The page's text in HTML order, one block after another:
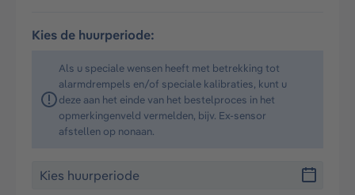
Kies de huurperiode:
Als u speciale wensen heeft met betrekking tot
alarmdrempels en/of speciale kalibraties, kunt u
deze aan het einde van het bestelproces in het
opmerkingenveld vermelden, bijv. Ex-sensor
afstellen op nonaan.